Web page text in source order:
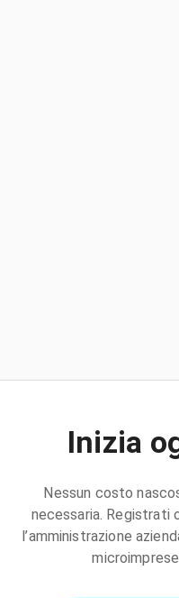
Inizia
Nessun costo
necessaria. Registrati
l’amministrazione